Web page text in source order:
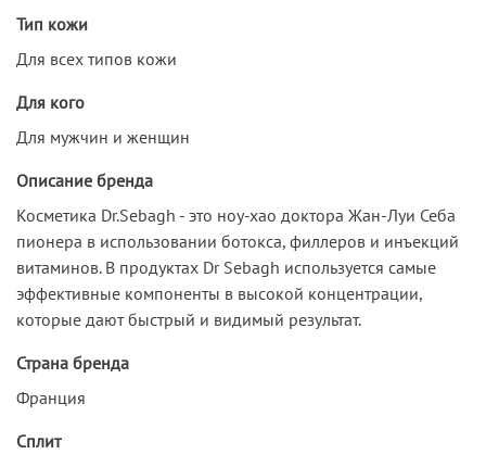
Тип кожи
Для всех типов кожи
Для кого
Для мужчин и женщин
Описание бренда
Косметика Dr.Sebagh - это ноу-хао доктора Жан-Луи Себа
пионера в использовании ботокса, филлеров и инъекций
витаминов. В продуктах Dr Sebagh используется самые
эффективные компоненты в высокой концентрации,
которые дают быстрый и видимый результат.
Страна бренда
Франция
Сплит